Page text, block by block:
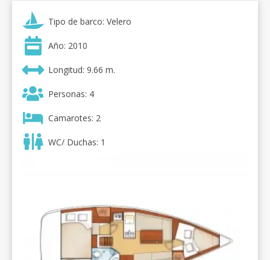
Tipo de barco: Velero
Año: 2010
Longitud: 9.66 m.
Personas: 4
Camarotes: 2
WC/ Duchas: 1